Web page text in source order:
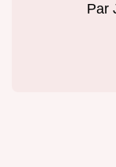
Par